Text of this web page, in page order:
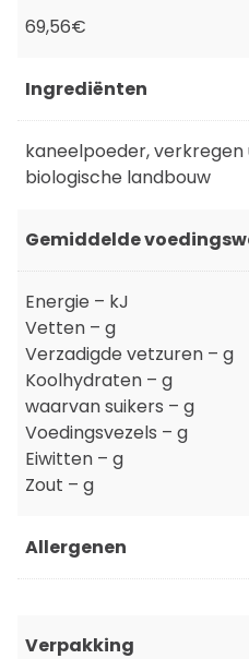
69,56€
Ingrediënten
kaneelpoeder,
biologische landbouw
Gemiddelde
Energie – kJ
Vetten – g
Verzadigde vetzuren – g
Koolhydraten – g
waarvan suikers – g
Voedingsvezels – g
Eiwitten – g
Zout – g
Allergenen
Verpakking